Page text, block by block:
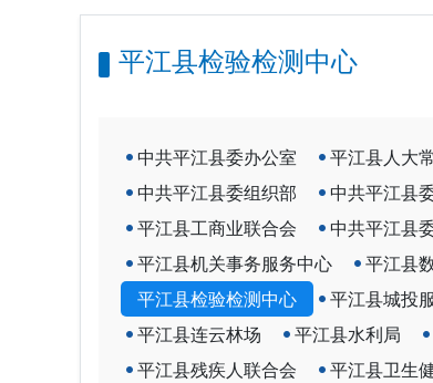
平江县检验检测中心
中共平江县委办公室 平江县人大
中共平江县委组织部
中共平江县
平江县工商业联合会
中共平江县
平江县机关事务服务中心
平江县
平江县检验检测中心
平江县城投
平江县连云林场
平江县水利局
平江县残疾人联合会
平江县卫生